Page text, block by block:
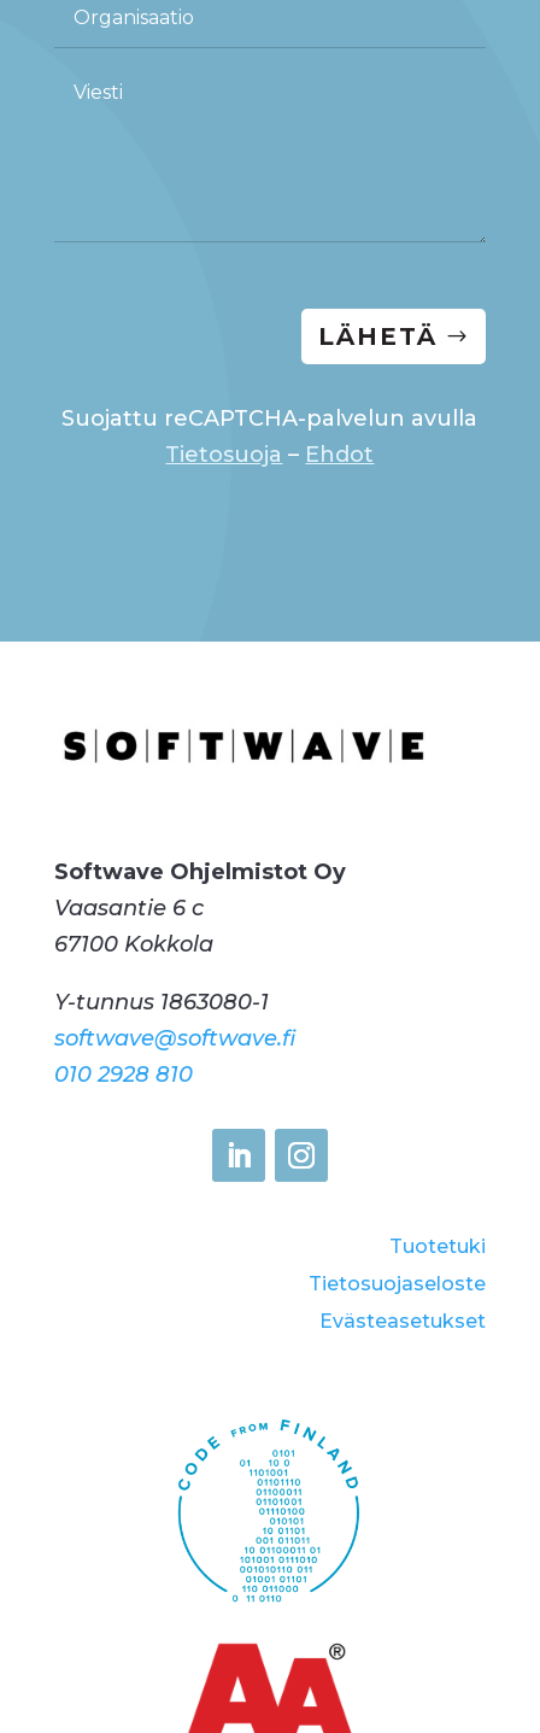
LÄHETÄ
Suojattu reCAPTCHA-palvelun avulla
Tietosuoja – Ehdot
Softwave Ohjelmistot Oy
Vaasantie 6 c
67100 Kokkola
Y-tunnus 1863080-1
softwave@softwave.fi
010 2928 810
Tuotetuki
Tietosuojaseloste
Eväste­asetukset